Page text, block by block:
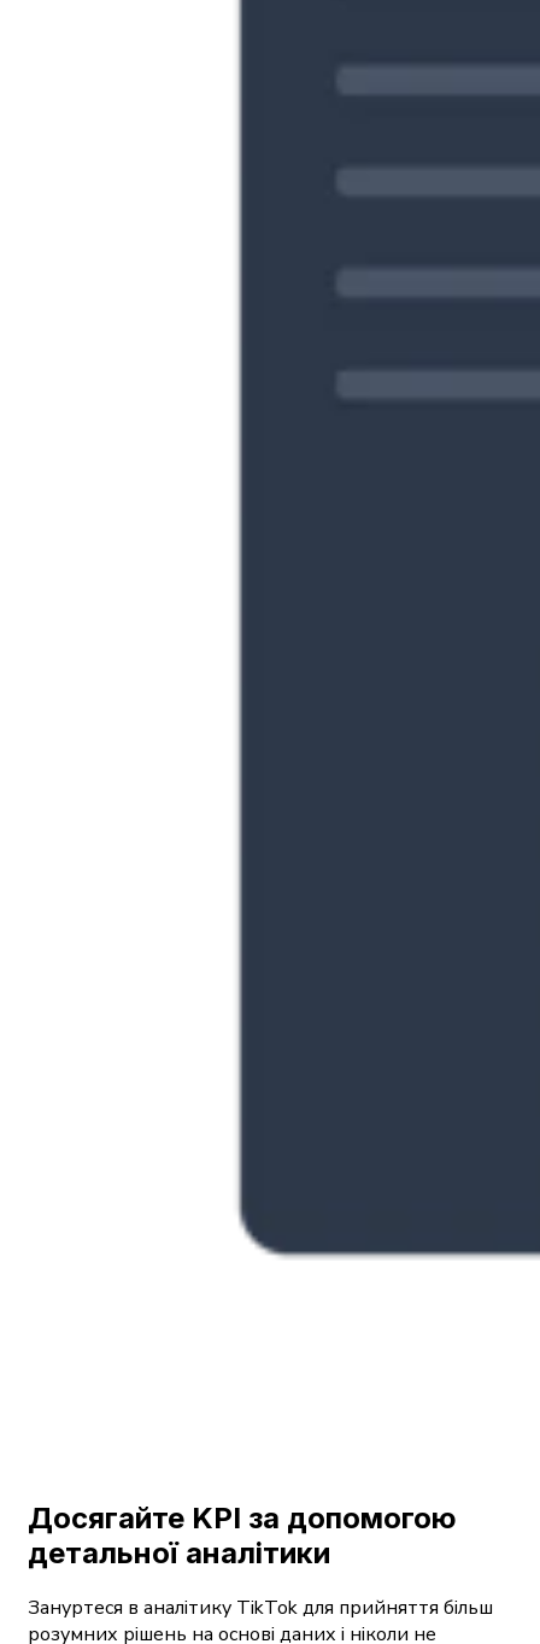
Досягайте KPI за допомогою
детальної аналітики
Зануртеся в аналітику TikTok для прийняття більш
розумних рішень на основі даних і ніколи не